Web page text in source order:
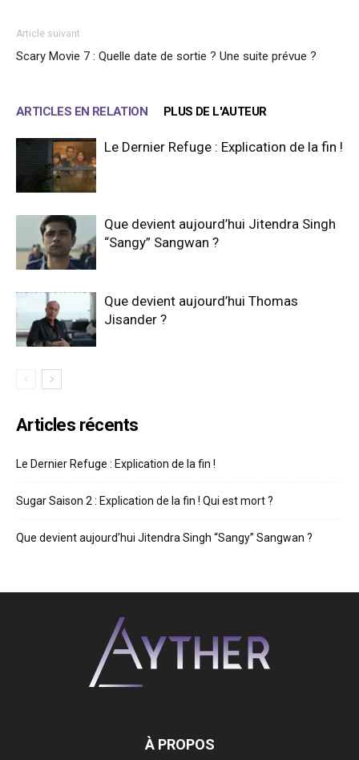
Article suivant
Scary Movie 7 : Quelle date de sortie ? Une suite prévue ?
ARTICLES EN RELATION PLUS DE L'AUTEUR
Le Dernier Refuge : Explication de la fin !
Que devient aujourd’hui Jitendra Singh
“Sangy” Sangwan ?
Que devient aujourd’hui Thomas
Jisander ?
Articles récents
Le Dernier Refuge : Explication de la fin !
Sugar Saison 2 : Explication de la fin ! Qui est mort ?
Que devient aujourd’hui Jitendra Singh “Sangy” Sangwan ?
À PROPOS